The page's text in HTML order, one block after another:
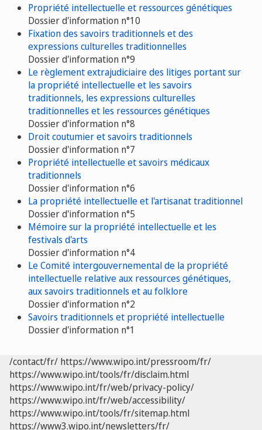
Propriété intellectuelle et ressources génétiques
Dossier d'information n°10
Fixation des savoirs traditionnels et des
expressions culturelles traditionnelles
Dossier d'information n°9
Le règlement extrajudiciaire des litiges portant sur
la propriété intellectuelle et les savoirs
traditionnels, les expressions culturelles
traditionnelles et les ressources génétiques
Dossier d'information n°8
Droit coutumier et savoirs traditionnels
Dossier d'information n°7
Propriété intellectuelle et savoirs médicaux
traditionnels
Dossier d'information n°6
La propriété intellectuelle et l'artisanat traditionnel
Dossier d'information n°5
Mémoire sur la propriété intellectuelle et les
festivals d'arts
Dossier d'information n°4
Le Comité intergouvernemental de la propriété
intellectuelle relative aux ressources génétiques,
aux savoirs traditionnels et au folklore
Dossier d'information n°2
Savoirs traditionnels et propriété intellectuelle
Dossier d'information n°1
/contact/fr/ https://www.wipo.int/pressroom/fr/
https://www.wipo.int/tools/fr/disclaim.html
https://www.wipo.int/fr/web/privacy-policy/
https://www.wipo.int/fr/web/accessibility/
https://www.wipo.int/tools/fr/sitemap.html
https://www3.wipo.int/newsletters/fr/